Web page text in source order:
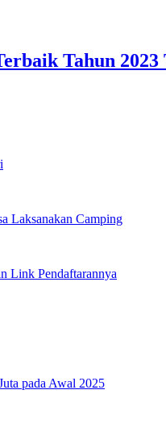
Tahun
Laksanakan Camping
Link Pendaftarannya
pada Awal 2025